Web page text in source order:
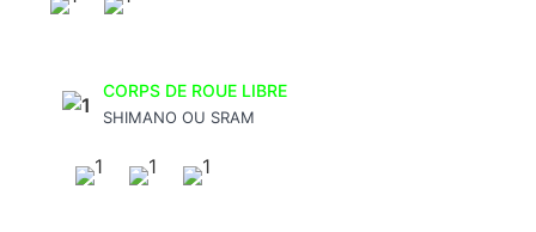
CORPS DE ROUE LIBRE
SHIMANO OU SRAM